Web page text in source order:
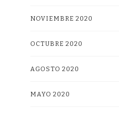
NOVIEMBRE 2020
OCTUBRE 2020
AGOSTO 2020
MAYO 2020